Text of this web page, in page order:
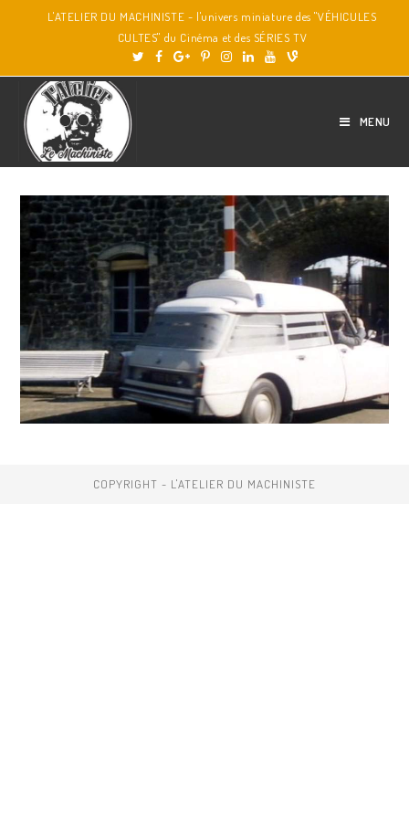
L'ATELIER DU MACHINISTE - l'univers miniature des "VÉHICULES
CULTES" du Cinéma et des SÉRIES TV
MENU
COPYRIGHT - L'ATELIER DU MACHINISTE